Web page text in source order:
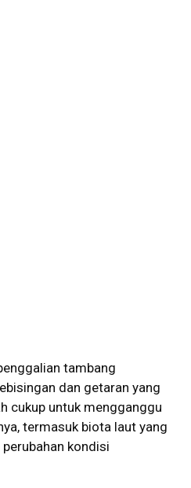
tambang
dan getaran yang
cukup untuk mengganggu
termasuk biota laut yang
kondisi